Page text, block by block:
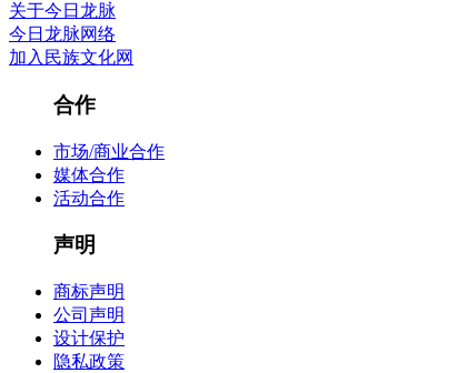
关于今日龙脉
今日龙脉网络
加入民族文化网
合作
市场/商业合作
媒体合作
活动合作
声明
商标声明
公司声明
设计保护
隐私政策